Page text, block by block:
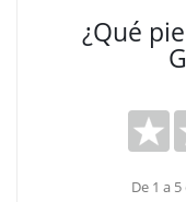
¿Qué
De 1 a